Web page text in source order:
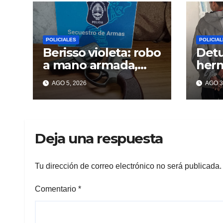
POLICIALES
Berisso violeta: robo
a mano armada,
tiros y dos profugos
AGO 5, 2026 AGO
Deja una respuesta
Tu dirección de correo electrónico no será publicada.
Comentario *